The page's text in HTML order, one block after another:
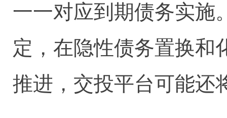
一一对应到期债务实施
定，在隐性债务置换和
推进，交投平台可能还